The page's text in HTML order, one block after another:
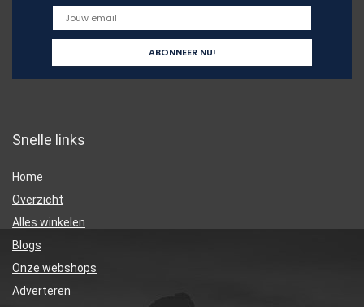
Snelle links
Home
Overzicht
Alles winkelen
Blogs
Onze webshops
Adverteren